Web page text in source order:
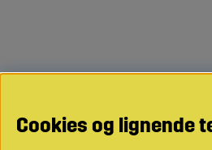
Cookies og lignende